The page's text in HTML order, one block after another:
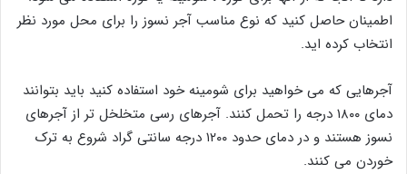
اطمینان حاصل کنید که نوع مناسب آجر نسوز را برای محل مورد نظر
انتخاب کرده اید.
آجرهایی که می خواهید برای شومینه خود استفاده کنید باید بتوانند
دمای ۱۸۰۰ درجه را تحمل کنند. آجرهای رسی متخلخل تر از آجرهای
نسوز هستند و در دمای حدود ۱۲۰۰ درجه سانتی گراد شروع به ترک
خوردن می کنند.